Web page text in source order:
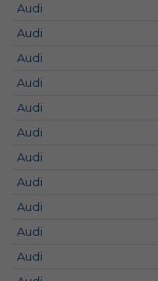
Audi
Audi
Audi
Audi
Audi
Audi
Audi
Audi
Audi
Audi
Audi